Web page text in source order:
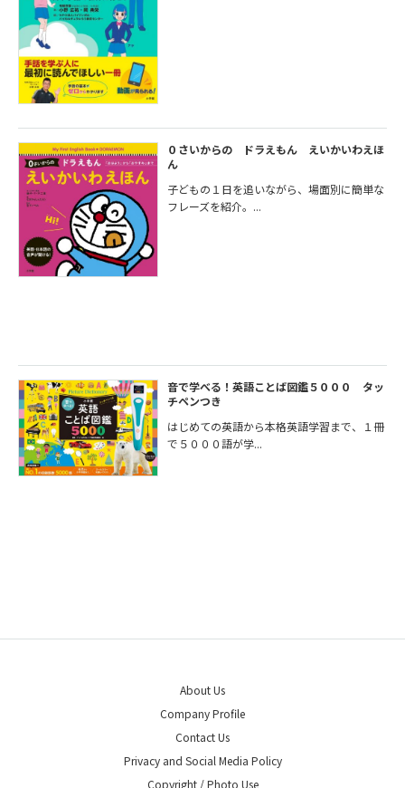
０さいからの ドラえもん えいかいわえほ
ん
子どもの１日を追いながら、場面別に簡単な
フレーズを紹介。...
音で学べる！英語ことば図鑑５０００ タッ
チペンつき
はじめての英語から本格英語学習まで、１冊
で５０００語が学...
About Us
Company Profile
Contact Us
Privacy and Social Media Policy
Copyright / Photo Use